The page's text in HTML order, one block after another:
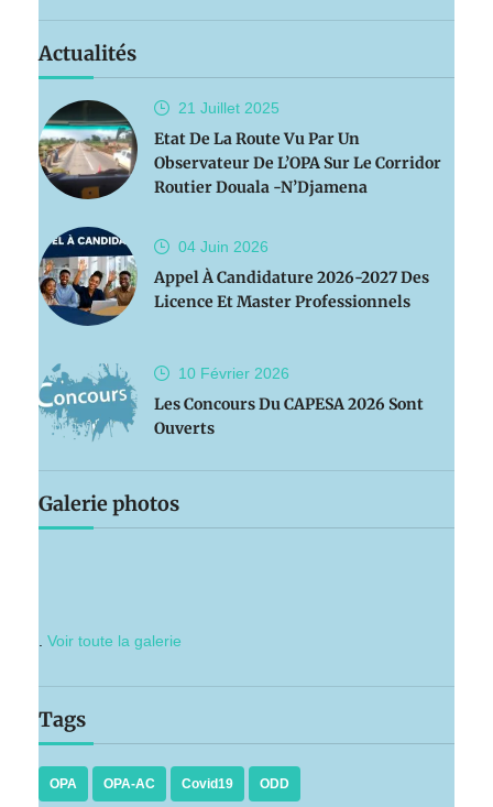
Actualités
21 Juillet 2025
Etat De La Route Vu Par Un
Observateur De L’OPA Sur Le Corridor
Routier Douala -N’Djamena
04 Juin 2026
Appel À Candidature 2026-2027 Des
Licence Et Master Professionnels
10 Février 2026
Les Concours Du CAPESA 2026 Sont
Ouverts
Galerie photos
. Voir toute la galerie
Tags
OPA OPA-AC Covid19 ODD